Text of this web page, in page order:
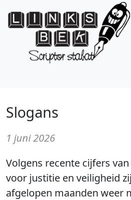
Slogans
1 juni 2026
Volgens recente cijfers
voor justitie en veiligheid
afgelopen maanden weer